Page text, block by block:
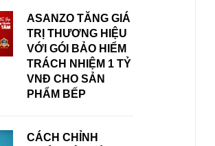
ASANZO TĂNG GIÁ
TRỊ THƯƠNG HIỆU
VỚI GÓI BẢO HIỂM
TRÁCH NHIỆM 1 TỶ
VNĐ CHO SẢN
PHẨM BẾP
CÁCH CHỈNH